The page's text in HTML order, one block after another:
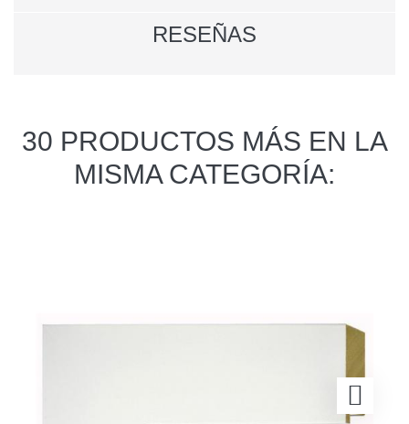
RESEÑAS
30 PRODUCTOS MÁS EN LA
MISMA CATEGORÍA: